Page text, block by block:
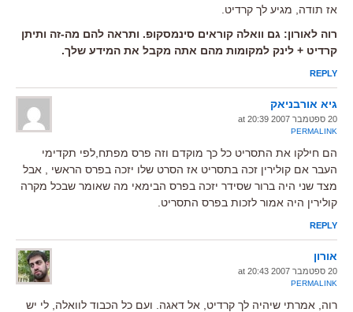
אז תודה, מגיע לך קרדיט.
רוה לאורון: גם וואלה קוראים סינמסקופ. ותראה להם מה-זה ותיתן
קרדיט + לינק למקומות מהם אתה מקבל את המידע שלך.
REPLY
גיא אורבניאק
20 ספטמבר 2007 at 20:39
PERMALINK
הם חילקו את התסריט כל כך מוקדם וזה פרס מפתח,לפי תקדימי
העבר אם קולירין זכה בתסריט אז הסרט שלו יזכה בפרס הראשי , אבל
מצד שני היה ברור שסידר יזכה בפרס הבימאי מה שאומר שבכל מקרה
קולירין היה אמור לזכות בפרס התסריט.
REPLY
אורון
20 ספטמבר 2007 at 20:43
PERMALINK
רוה, אמרתי שיהיה לך קרדיט, אל דאגה. ועם כל הכבוד לוואלה, לי יש